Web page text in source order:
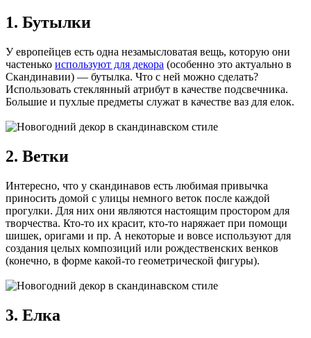
1. Бутылки
У европейцев есть одна незамысловатая вещь, которую они
частенько используют для декора (особенно это актуально в
Скандинавии) — бутылка. Что с ней можно сделать?
Использовать стеклянный атрибут в качестве подсвечника.
Большие и пухлые предметы служат в качестве ваз для елок.
2. Ветки
Интересно, что у скандинавов есть любимая привычка
приносить домой с улицы немного веток после каждой
прогулки. Для них они являются настоящим простором для
творчества. Кто-то их красит, кто-то наряжает при помощи
шишек, оригами и пр. А некоторые и вовсе используют для
создания целых композиций или рождественских венков
(конечно, в форме какой-то геометрической фигуры).
3. Елка